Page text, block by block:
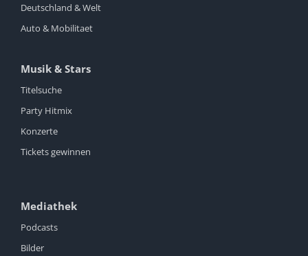
Deutschland & Welt
Auto & Mobilitaet
Musik & Stars
Titelsuche
Party Hitmix
Konzerte
Tickets gewinnen
Mediathek
Podcasts
Bilder